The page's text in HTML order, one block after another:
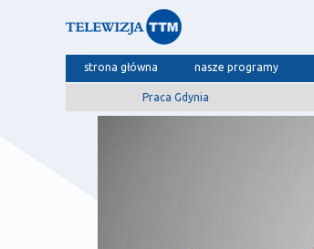
strona główna nasze programy
Praca Gdynia